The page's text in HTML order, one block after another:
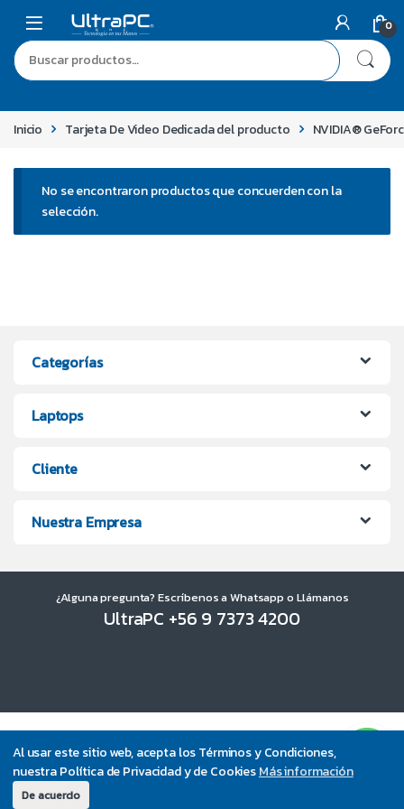
Al usar este sitio web, acepta los Términos y Condiciones,
nuestra Política de Privacidad y de CookiesMás información
De acuerdo
0
Inicio Tarjeta De Video Dedicada del producto NVIDIA®
No se encontraron productos que concuerden con la
selección.
Categorías
Laptops
Cliente
Nuestra Empresa
¿Alguna pregunta? Escríbenos a Whatsapp o Llámanos
UltraPC +56 9 7373 4200